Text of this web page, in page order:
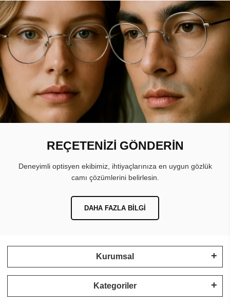
REÇETENİZİ GÖNDERİN
Deneyimli optisyen ekibimiz, ihtiyaçlarınıza en uygun gözlük
camı çözümlerini belirlesin.
DAHA FAZLA BILGI
Kurumsal
Kategoriler